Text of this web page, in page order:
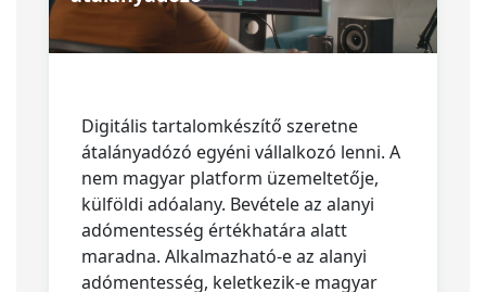
Digitális tartalomkészítő szeretne
átalányadózó egyéni vállalkozó lenni. A
nem magyar platform üzemeltetője,
külföldi adóalany. Bevétele az alanyi
adómentesség értékhatára alatt
maradna. Alkalmazható-e az alanyi
adómentesség, keletkezik-e magyar